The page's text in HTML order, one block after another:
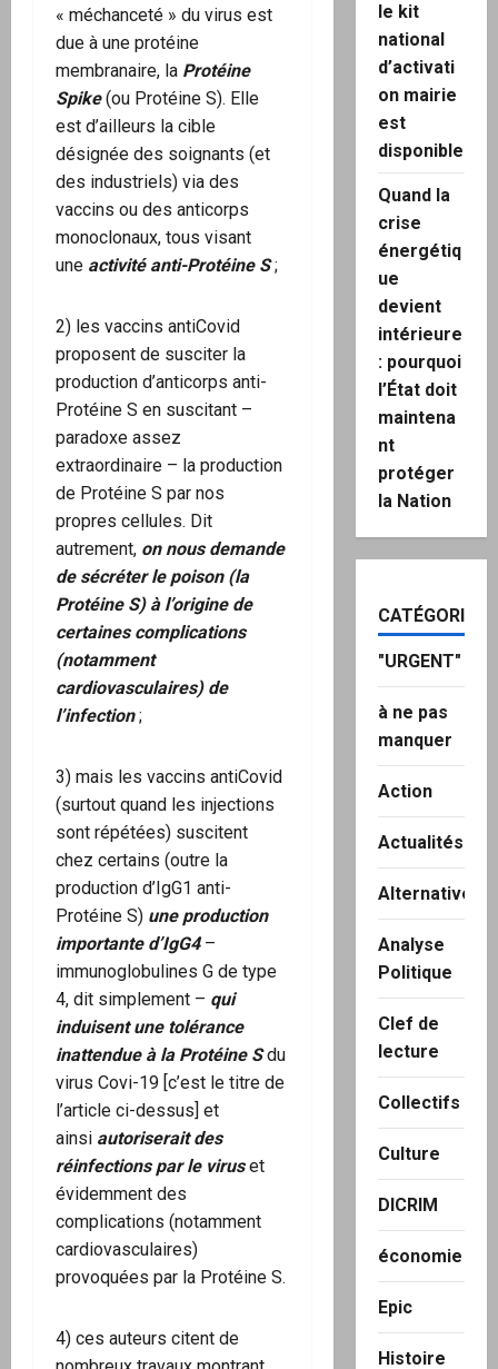
« méchanceté » du virus est
due à une protéine
membranaire, la Protéine
Spike(ou Protéine S). Elle
est d’ailleurs la cible
désignée des soignants (et
des industriels) via des
vaccins ou des anticorps
monoclonaux, tous visant
une activité anti-Protéine S;
2) les vaccins antiCovid
proposent de susciter la
production d’anticorps anti-
Protéine S en suscitant –
paradoxe assez
extraordinaire – la production
de Protéine S par nos
propres cellules. Dit
autrement, on nous demande
de sécréter le poison (la
Protéine S) à l’origine de
certaines complications
(notamment
cardiovasculaires) de
l’infection;
3) mais les vaccins antiCovid
(surtout quand les injections
sont répétées) suscitent
chez certains (outre la
production d’IgG1 anti-
Protéine S) une production
importante d’IgG4–
immunoglobulines G de type
4, dit simplement – qui
induisent unetolérance
inattendue à la Protéine Sdu
virus Covi-19 [c’est le titre de
l’article ci-dessus] et
ainsi autoriserait des
réinfections par le viruset
évidemment des
complications (notamment
cardiovasculaires)
provoquées par la Protéine S.
4) ces auteurs citent de
le kit
national
d’activati
on mairie
est
disponible
Quand la
crise
énergétiq
ue
devient
intérieure
: pourquoi
l’État doit
maintena
nt
protéger
la Nation
CATÉGORIES
"URGENT"
à ne pas
manquer
Action
Actualités
Alternatives
Analyse
Politique
Clef de
lecture
Collectifs
Culture
DICRIM
économie
Epic
Histoire